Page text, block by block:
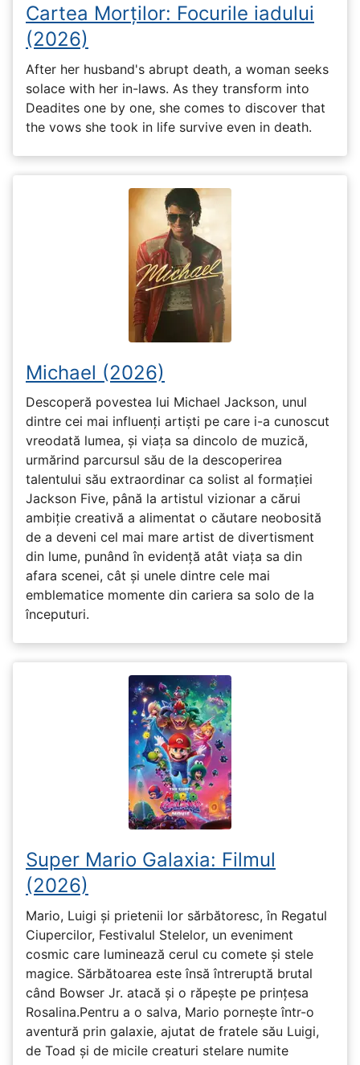
Cartea Morților: Focurile iadului
(2026)
After her husband's abrupt death, a woman seeks
solace with her in-laws. As they transform into
Deadites one by one, she comes to discover that
the vows she took in life survive even in death.
Michael (2026)
Descoperă povestea lui Michael Jackson, unul
dintre cei mai influenți artiști pe care i-a cunoscut
vreodată lumea, și viața sa dincolo de muzică,
urmărind parcursul său de la descoperirea
talentului său extraordinar ca solist al formației
Jackson Five, până la artistul vizionar a cărui
ambiție creativă a alimentat o căutare neobosită
de a deveni cel mai mare artist de divertisment
din lume, punând în evidență atât viața sa din
afara scenei, cât și unele dintre cele mai
emblematice momente din cariera sa solo de la
începuturi.
Super Mario Galaxia: Filmul
(2026)
Mario, Luigi și prietenii lor sărbătoresc, în Regatul
Ciupercilor, Festivalul Stelelor, un eveniment
cosmic care luminează cerul cu comete și stele
magice. Sărbătoarea este însă întreruptă brutal
când Bowser Jr. atacă și o răpește pe prinţesa
Rosalina.Pentru a o salva, Mario pornește într-o
aventură prin galaxie, ajutat de fratele său Luigi,
de Toad și de micile creaturi stelare numite